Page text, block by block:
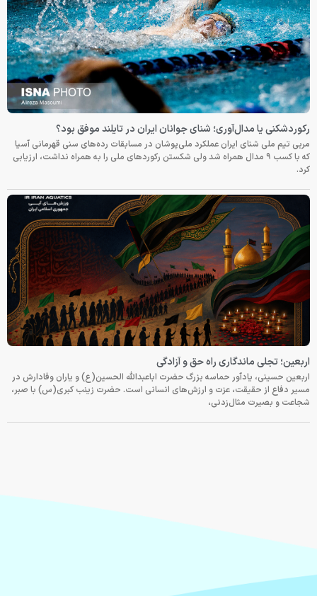
رکوردشکنی یا مدال‌آوری؛ شنای جوانان ایران در تایلند موفق بود؟
مربی تیم ملی شنای ایران عملکرد ملی‌پوشان در مسابقات رده‌های سنی قهرمانی آسیا
که با کسب ۹ مدال همراه شد ولی شکستن رکوردهای ملی را به همراه نداشت، ارزیابی
کرد.
اربعین؛ تجلی ماندگاری راه حق و آزادگی
اربعین حسینی، یادآور حماسه بزرگ حضرت اباعبدالله الحسین(ع) و یاران وفادارش در
مسیر دفاع از حقیقت، عزت و ارزش‌های انسانی است. حضرت زینب کبری(س) با صبر،
شجاعت و بصیرت مثال‌زدنی،